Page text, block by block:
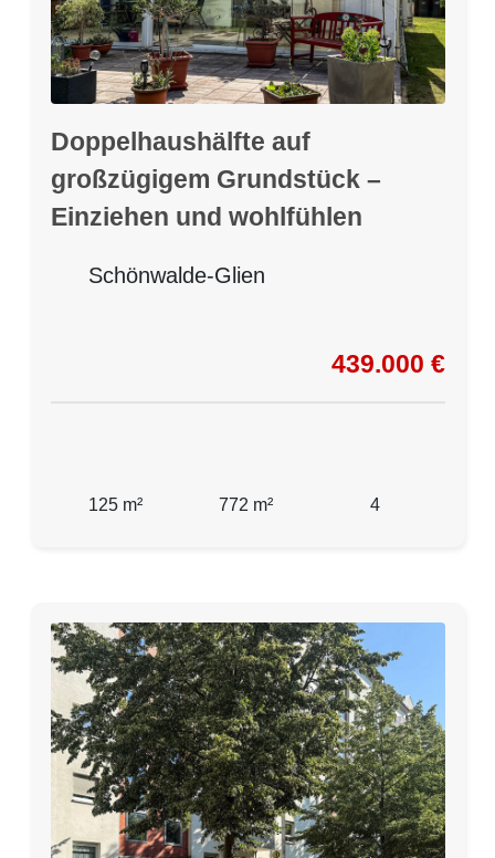
Doppelhaushälfte auf
großzügigem Grundstück –
Einziehen und wohlfühlen
Schönwalde-Glien
439.000 €
125 m² 772 m² 4